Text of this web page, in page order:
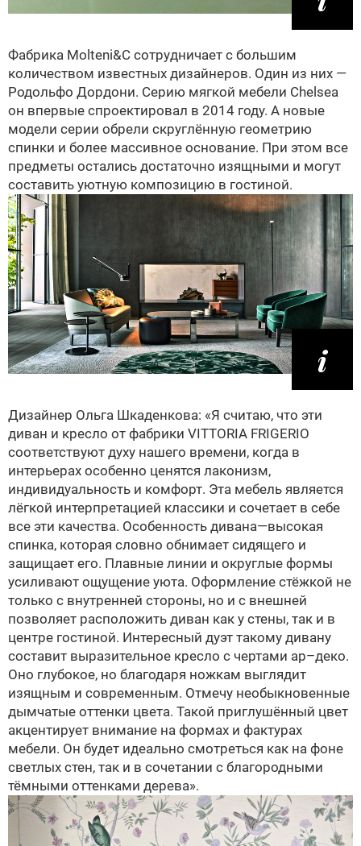
Фабрика Molteni&C сотрудничает с большим
количеством известных дизайнеров. Один из них —
Родольфо Дордони. Серию мягкой мебели Chelsea
он впервые спроектировал в 2014 году. А новые
модели серии обрели скруглённую геометрию
спинки и более массивное основание. При этом все
предметы остались достаточно изящными и могут
составить уютную композицию в гостиной.
Дизайнер Ольга Шкаденкова: «Я считаю, что эти
диван и кресло от фабрики VITTORIA FRIGERIO
соответствуют духу нашего времени, когда в
интерьерах особенно ценятся лаконизм,
индивидуальность и комфорт. Эта мебель является
лёгкой интерпретацией классики и сочетает в себе
все эти качества. Особенность дивана—высокая
спинка, которая словно обнимает сидящего и
защищает его. Плавные линии и округлые формы
усиливают ощущение уюта. Оформление стёжкой не
только с внутренней стороны, но и с внешней
позволяет расположить диван как у стены, так и в
центре гостиной. Интересный дуэт такому дивану
составит выразительное кресло с чертами ар–деко.
Оно глубокое, но благодаря ножкам выглядит
изящным и современным. Отмечу необыкновенные
дымчатые оттенки цвета. Такой приглушённый цвет
акцентирует внимание на формах и фактурах
мебели. Он будет идеально смотреться как на фоне
светлых стен, так и в сочетании с благородными
тёмными оттенками дерева».